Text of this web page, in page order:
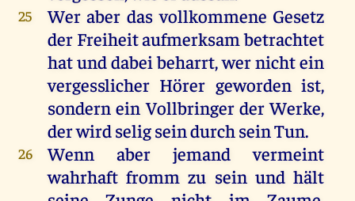
25
Wer aber das vollkommene Gesetz
der Freiheit aufmerksam betrachtet
hat und dabei beharrt, wer nicht ein
vergesslicher Hörer geworden ist,
sondern ein Vollbringer der Werke,
der wird selig sein durch sein Tun.
26
Wenn aber jemand vermeint
wahrhaft fromm zu sein und hält